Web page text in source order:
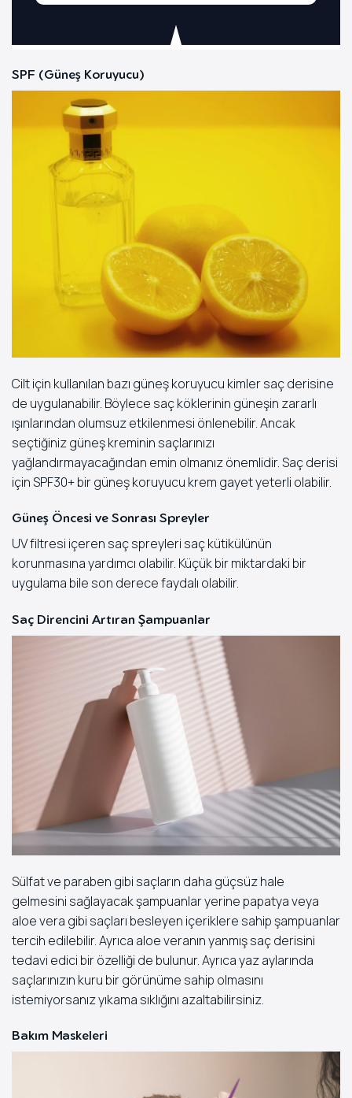
SPF (Güneş Koruyucu)
Cilt için kullanılan bazı güneş koruyucu kimler saç derisine
de uygulanabilir. Böylece saç köklerinin güneşin zararlı
ışınlarından olumsuz etkilenmesi önlenebilir. Ancak
seçtiğiniz güneş kreminin saçlarınızı
yağlandırmayacağından emin olmanız önemlidir. Saç derisi
için SPF30+ bir güneş koruyucu krem gayet yeterli olabilir.
Güneş Öncesi ve Sonrası Spreyler
UV filtresi içeren saç spreyleri saç kütikülünün
korunmasına yardımcı olabilir. Küçük bir miktardaki bir
uygulama bile son derece faydalı olabilir.
Saç Direncini Artıran Şampuanlar
Sülfat ve paraben gibi saçların daha güçsüz hale
gelmesini sağlayacak şampuanlar yerine papatya veya
aloe vera gibi saçları besleyen içeriklere sahip şampuanlar
tercih edilebilir. Ayrıca aloe veranın yanmış saç derisini
tedavi edici bir özelliği de bulunur. Ayrıca yaz aylarında
saçlarınızın kuru bir görünüme sahip olmasını
istemiyorsanız yıkama sıklığını azaltabilirsiniz.
Bakım Maskeleri